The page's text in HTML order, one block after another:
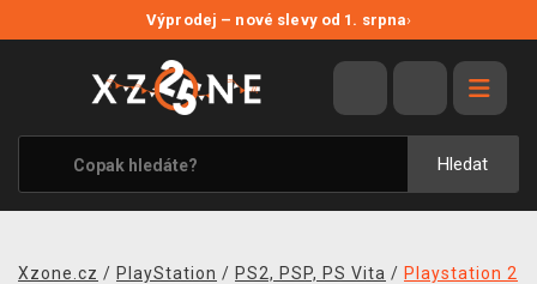
Výprodej – nové slevy od 1. srpna›
Hledat
VÝPRODEJ
VIDEOHRY
XZONE ORIGINALS
TÉMATIKY
Xzone.cz / PlayStation / PS2, PSP, PS Vita / Playstation 2